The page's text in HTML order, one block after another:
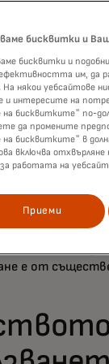
на
което
растеж.
потребителите
за
фирмите
а 91% вярват,
е от
бисквитки и
бисквитки и
им, да
На някои уебсайтове
и интересите на
на бисквитките" по-
да промените
на бисквитките" в
включва отхвърляне
за работата на
Приеми